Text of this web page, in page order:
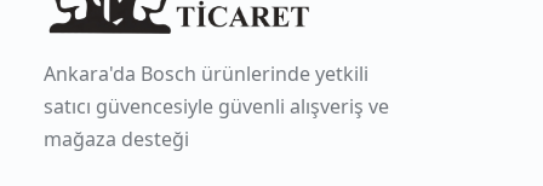
Ankara'da Bosch ürünlerinde yetkili
satıcı güvencesiyle güvenli alışveriş ve
mağaza desteği